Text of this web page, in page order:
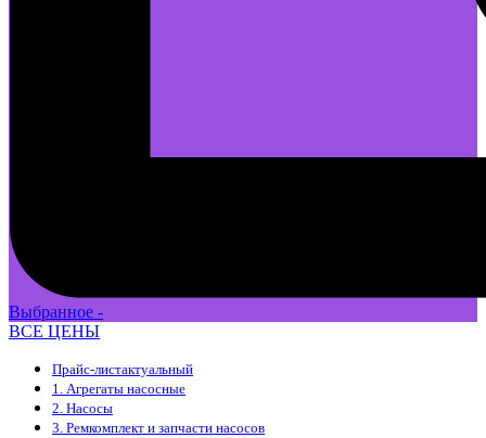
Выбранное -
ВСЕ ЦЕНЫ
Прайс-листактуальный
1. Агрегаты насосные
2. Насосы
3. Ремкомплект и запчасти насосов